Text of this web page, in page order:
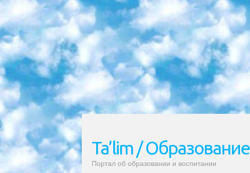
Ta’lim / Образование
Портал об образовании и воспитании